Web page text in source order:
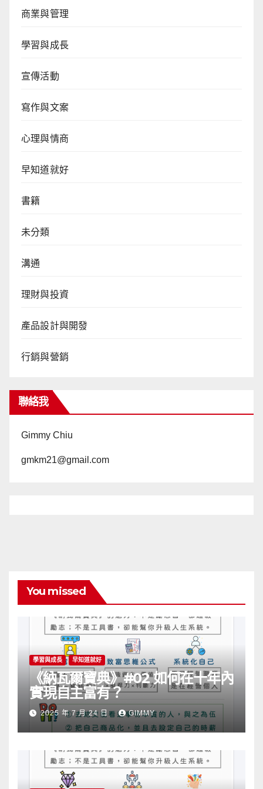
商業與管理
學習與成長
宣傳活動
寫作與文案
心理與情商
早知道就好
書籍
未分類
溝通
理財與投資
產品設計與開發
行銷與營銷
聯絡我
Gimmy Chiu
gmkm21@gmail.com
You missed
學習與成長 早知道就好
《納瓦爾寶典》#02 如何在十年內
實現自主富有？
2025 年 7 月 24 日 GIMMY